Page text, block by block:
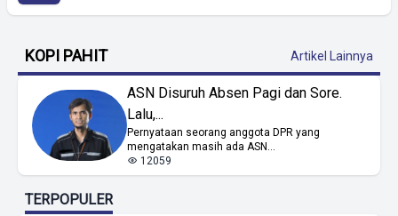
KOPI PAHIT Artikel Lainnya
ASN Disuruh Absen Pagi dan Sore.
Lalu,...
Pernyataan seorang anggota DPR yang
mengatakan masih ada ASN...
12059
TERPOPULER